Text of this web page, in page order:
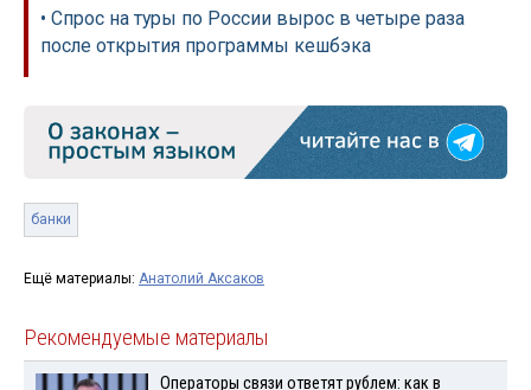
• Спрос на туры по России вырос в четыре раза
после открытия программы кешбэка
банки
Ещё материалы: Анатолий Аксаков
Рекомендуемые материалы
Операторы связи ответят рублем: как в